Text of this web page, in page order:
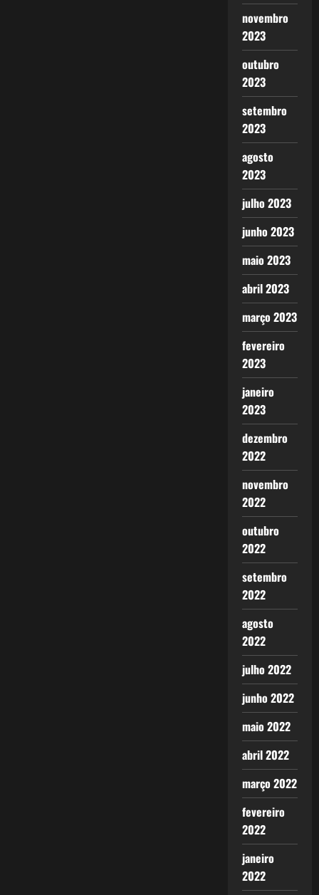
novembro
2023
outubro
2023
setembro
2023
agosto
2023
julho 2023
junho 2023
maio 2023
abril 2023
março 2023
fevereiro
2023
janeiro
2023
dezembro
2022
novembro
2022
outubro
2022
setembro
2022
agosto
2022
julho 2022
junho 2022
maio 2022
abril 2022
março 2022
fevereiro
2022
janeiro
2022